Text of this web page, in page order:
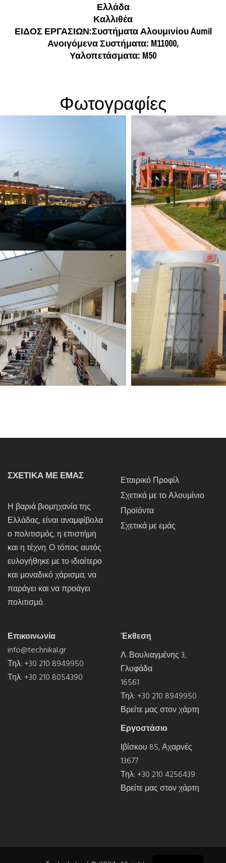
Ελλάδα
Καλλιθέα
ΕΙΔΟΣ ΕΡΓΑΣΙΩΝ:Συστήματα Αλουμινίου Aumil
Ανοιγόμενα Συστήματα: M11000,
Υαλοπετάσματα: M50
Φωτογραφίες
ΣΧΕΤΙΚΑ ΜΕ ΕΜΑΣ
Η βαριά βιομηχανία της
Ελλάδας, είναι αναμφίβολα
ο πολιτισμός, η επιστήμη
και η τέχνη. Ο τόπος αυτός
ευλογήθηκε με το ιδιαίτερο
και μοναδικό χάρισμα, να
παράγει και να προάγει
πολιτισμό.
Εταιρικό Προφίλ
Σχετικά με το Αλουμίνιο
Προϊόντα
Σχετικά με εμάς
Επικοινωνία
info@technikal.gr
Τηλ: +30 210 8949950
Τηλ: +30 210 8054390
Έκθεση
Λ. Βουλιαγμένης 3,
Γλυφάδα
16561
Τηλ: +30 210 8949950
Βρείτε μας στον χάρτη
Εργοστάσιο
Ιβίσκου 85, Αχαρνές
13677
Τηλ: +30 210 4256439
Βρείτε μας στον χάρτη